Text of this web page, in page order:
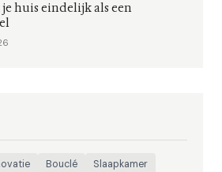
huis eindelijk als een
Bouclé
Slaapkamer